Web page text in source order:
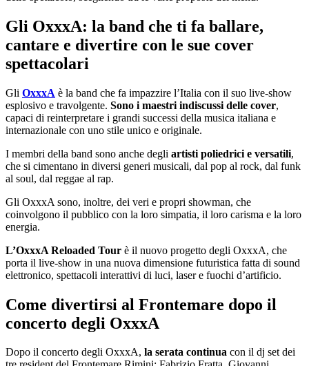
Gli OxxxA: la band che ti fa ballare,
cantare e divertire con le sue cover
spettacolari
Gli OxxxA è la band che fa impazzire l’Italia con il suo live-show
esplosivo e travolgente. Sono i maestri indiscussi delle cover,
capaci di reinterpretare i grandi successi della musica italiana e
internazionale con uno stile unico e originale.
I membri della band sono anche degli artisti poliedrici e versatili,
che si cimentano in diversi generi musicali, dal pop al rock, dal funk
al soul, dal reggae al rap.
Gli OxxxA sono, inoltre, dei veri e propri showman, che
coinvolgono il pubblico con la loro simpatia, il loro carisma e la loro
energia.
L’OxxxA Reloaded Tour è il nuovo progetto degli OxxxA, che
porta il live-show in una nuova dimensione futuristica fatta di sound
elettronico, spettacoli interattivi di luci, laser e fuochi d’artificio.
Come divertirsi al Frontemare dopo il
concerto degli OxxxA
Dopo il concerto degli OxxxA, la serata continua con il dj set dei